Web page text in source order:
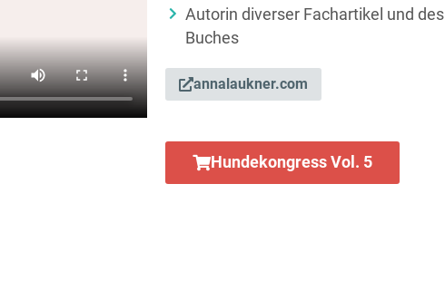
Autorin diverser Fachartikel und des
Buches
annalaukner.com
Hundekongress Vol. 5